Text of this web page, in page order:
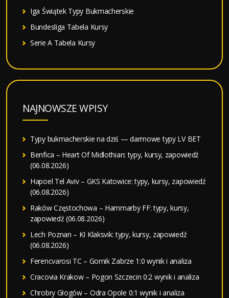
Iga Świątek Typy Bukmacherskie
Bundesliga Tabela Kursy
Serie A Tabela Kursy
NAJNOWSZE WPISY
Typy bukmacherskie na dziś — darmowe typy LV BET
Benfica – Heart Of Midlothian: typy, kursy, zapowiedź
(06.08.2026)
Hapoel Tel Aviv – GKS Katowice: typy, kursy, zapowiedź
(06.08.2026)
Raków Częstochowa – Hammarby FF: typy, kursy,
zapowiedź (06.08.2026)
Lech Poznan – KI Klaksvik: typy, kursy, zapowiedź
(06.08.2026)
Ferencvarosi TC – Gornik Zabrze 1:0 wynik i analiza
Cracovia Krakow – Pogon Szczecin 0:2 wynik i analiza
Chrobry Głogów – Odra Opole 0:1 wynik i analiza